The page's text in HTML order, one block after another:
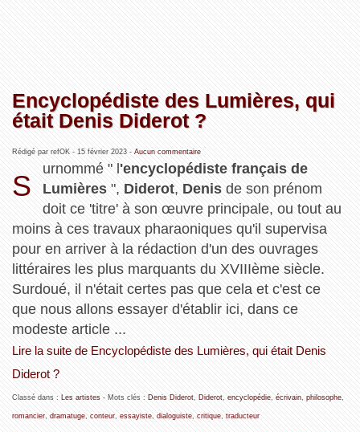
Encyclopédiste des Lumières, qui
était Denis Diderot ?
Rédigé par refOK - 15 février 2023- Aucun commentaire
S
urnommé " l'encyclopédiste français de
Lumières ", Diderot, Denis de son prénom
doit ce 'titre' à son œuvre principale, ou tout au
moins à ces travaux pharaoniques qu'il supervisa
pour en arriver à la rédaction d'un des ouvrages
littéraires les plus marquants du XVIIIème siècle.
Surdoué, il n'était certes pas que cela et c'est ce
que nous allons essayer d'établir ici, dans ce
modeste article ...
Lire la suite de Encyclopédiste des Lumières, qui était Denis
Diderot ?
Classé dans : Les artistes- Mots clés : Denis Diderot, Diderot, encyclopédie, écrivain, philosophe,
romancier, dramatuge, conteur, essayiste, dialoguiste, critique, traducteur